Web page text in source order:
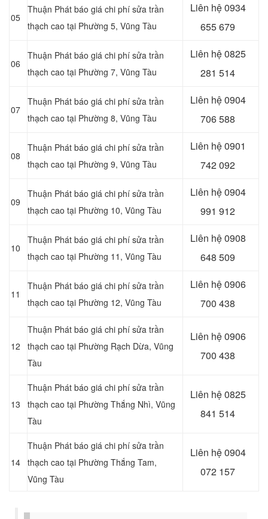
05
Thuận Phát báo giá chi phí sửa trần
thạch cao tại Phường 5, Vũng Tàu
Liên hệ0934
655 679
06
Thuận Phát báo giá chi phí sửa trần
thạch cao tại Phường 7, Vũng Tàu
Liên hệ0825
281 514
07
Thuận Phát báo giá chi phí sửa trần
thạch cao tại Phường 8, Vũng Tàu
Liên hệ0904
706 588
08
Thuận Phát báo giá chi phí sửa trần
thạch cao tại Phường 9, Vũng Tàu
Liên hệ0901
742 092
09
Thuận Phát báo giá chi phí sửa trần
thạch cao tại Phường 10, Vũng Tàu
Liên hệ0904
991 912
10
Thuận Phát báo giá chi phí sửa trần
thạch cao tại Phường 11, Vũng Tàu
Liên hệ0908
648 509
11
Thuận Phát báo giá chi phí sửa trần
thạch cao tại Phường 12, Vũng Tàu
Liên hệ0906
700 438
12
Thuận Phát báo giá chi phí sửa trần
thạch cao tại Phường Rạch Dừa, Vũng
Tàu
Liên hệ0906
700 438
13
Thuận Phát báo giá chi phí sửa trần
thạch cao tại Phường Thắng Nhì, Vũng
Tàu
Liên hệ0825
841 514
14
Thuận Phát báo giá chi phí sửa trần
thạch cao tại Phường Thắng Tam,
Vũng Tàu
Liên hệ 0904
072 157